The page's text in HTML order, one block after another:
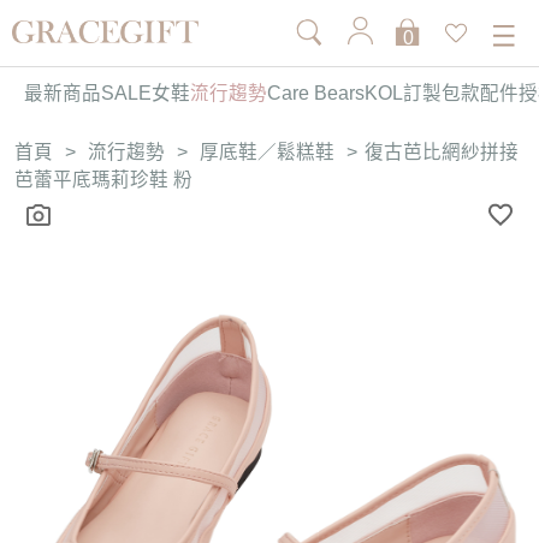
0
最新商品SALE女鞋流行趨勢Care BearsKOL訂製包款配件
首頁 > 流行趨勢 > 厚底鞋／鬆糕鞋 > 復古芭比網紗拼接
芭蕾平底瑪莉珍鞋 粉